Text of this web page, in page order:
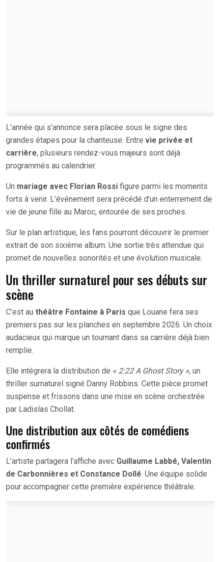
L’année qui s’annonce sera placée sous le signe des
grandes étapes pour la chanteuse. Entre vie privée et
carrière, plusieurs rendez-vous majeurs sont déjà
programmés au calendrier.
Un mariage avec Florian Rossi figure parmi les moments
forts à venir. L’événement sera précédé d’un enterrement de
vie de jeune fille au Maroc, entourée de ses proches.
Sur le plan artistique, les fans pourront découvrir le premier
extrait de son sixième album. Une sortie très attendue qui
promet de nouvelles sonorités et une évolution musicale.
Un thriller surnaturel pour ses débuts sur
scène
C’est au théâtre Fontaine à Paris que Louane fera ses
premiers pas sur les planches en septembre 2026. Un choix
audacieux qui marque un tournant dans sa carrière déjà bien
remplie.
Elle intégrera la distribution de « 2:22 A Ghost Story », un
thriller surnaturel signé Danny Robbins. Cette pièce promet
suspense et frissons dans une mise en scène orchestrée
par Ladislas Chollat.
Une distribution aux côtés de comédiens
confirmés
L’artiste partagera l’affiche avec Guillaume Labbé, Valentin
de Carbonnières et Constance Dollé. Une équipe solide
pour accompagner cette première expérience théâtrale.